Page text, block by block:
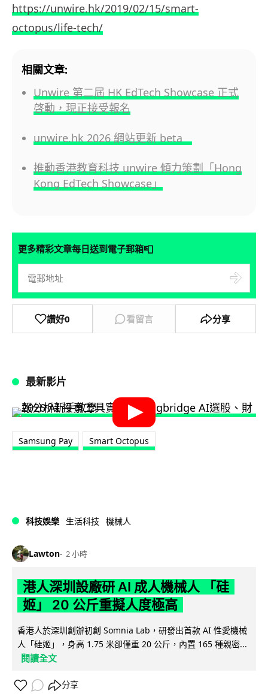
https://unwire.hk/2019/02/15/smart-
octopus/life-tech/
相關文章:
Unwire 第二屆 HK EdTech Showcase 正式
啓動，現正接受報名
unwire.hk 2026 網站更新 beta
推動香港教育科技 unwire 傾力策劃「Hong
Kong EdTech Showcase」
更多精彩文章每日送到電子郵箱📮
讚好0 看留言 分享
最新影片
Samsung Pay Smart Octopus
科技娛樂 生活科技 機械人
Lawton 2 小時
港人深圳設廠研 AI 成人機械人 「硅
姬」 20 公斤重擬人度極高
香港人於深圳創辦初創 Somnia Lab，研發出首款 AI 性愛機械
人「硅姬」，身高 1.75 米卻僅重 20 公斤，內置 165 種親密...
閱讀全文
分享